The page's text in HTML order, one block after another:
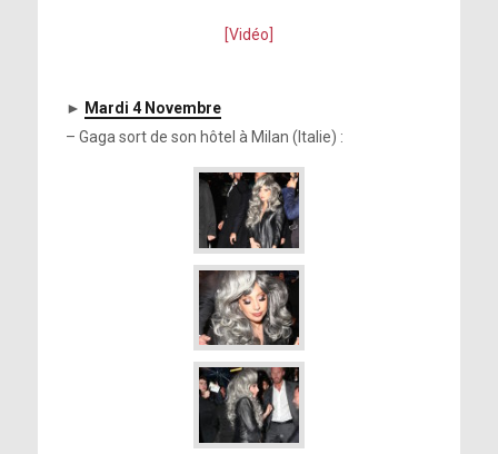
[Vidéo]
► Mardi 4 Novembre
– Gaga sort de son hôtel à Milan (Italie) :